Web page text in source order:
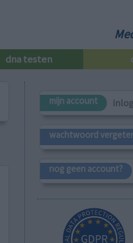
dna testen
mijn account
wachtwoord
nog geen account?